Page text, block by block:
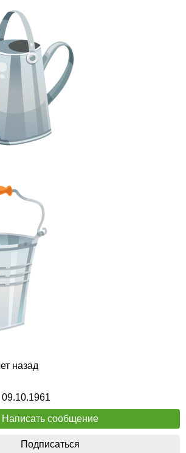
назад
09.10.1961
Написать сообщение
Подписаться